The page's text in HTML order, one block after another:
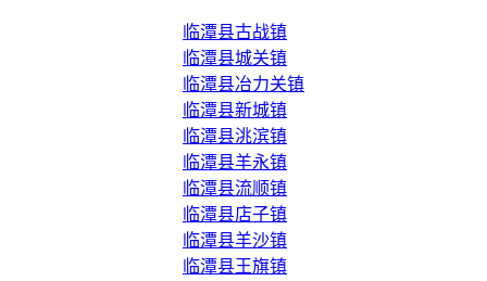
临潭县古战镇
临潭县城关镇
临潭县冶力关镇
临潭县新城镇
临潭县洮滨镇
临潭县羊永镇
临潭县流顺镇
临潭县店子镇
临潭县羊沙镇
临潭县王旗镇